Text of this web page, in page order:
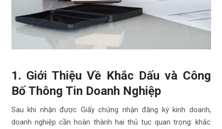
1. Giới Thiệu Về Khắc Dấu và Công
Bố Thông Tin Doanh Nghiệp
Sau khi nhận được Giấy chứng nhận đăng ký kinh doanh,
doanh nghiệp cần hoàn thành hai thủ tục quan trọng: khắc